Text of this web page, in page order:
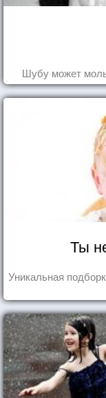
Шубу может
Ты
Уникальная